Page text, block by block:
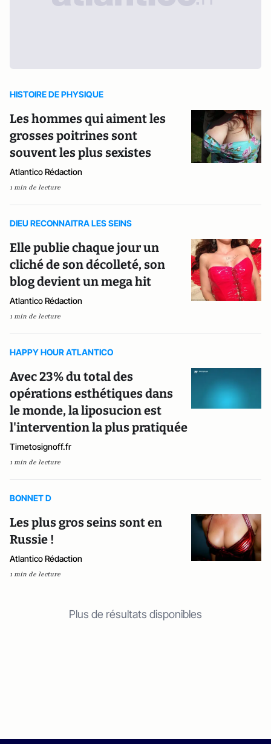
HISTOIRE DE PHYSIQUE
Les hommes qui aiment les
grosses poitrines sont
souvent les plus sexistes
Atlantico Rédaction
1 min de lecture
DIEU RECONNAITRA LES SEINS
Elle publie chaque jour un
cliché de son décolleté, son
blog devient un mega hit
Atlantico Rédaction
1 min de lecture
HAPPY HOUR ATLANTICO
Avec 23% du total des
opérations esthétiques dans
le monde, la liposucion est
l'intervention la plus pratiquée
Timetosignoff.fr
1 min de lecture
BONNET D
Les plus gros seins sont en
Russie !
Atlantico Rédaction
1 min de lecture
Plus de résultats disponibles